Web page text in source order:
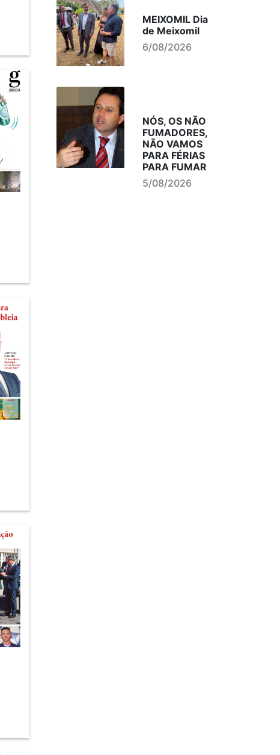
MEIXOMIL Dia
de Meixomil
6/08/2026
NÓS, OS NÃO
FUMADORES,
NÃO VAMOS
PARA FÉRIAS
PARA FUMAR
5/08/2026